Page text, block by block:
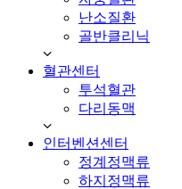
난소질환
골반클리닉
혈관센터
투석혈관
다리동맥
인터벤션센터
정계정맥류
하지정맥류